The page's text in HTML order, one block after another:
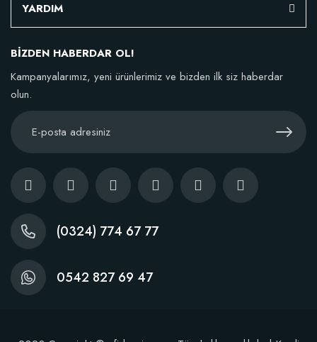
152,75 TL
Stokta Yok
YARDIM
BİZDEN HABERDAR OL!
Kampanyalarımız, yeni ürünlerimiz ve bizden ilk siz haberdar
olun.
(0324) 774 67 77
0542 827 69 47